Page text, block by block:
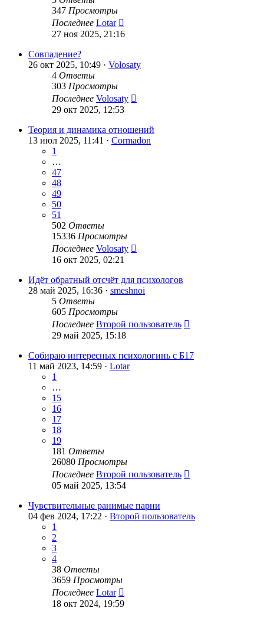
347 Просмотры
Последнее Lotar
27 ноя 2025, 21:16
Совпадение?
26 окт 2025, 10:49 · Volosaty
4 Ответы
303 Просмотры
Последнее Volosaty
29 окт 2025, 12:53
Теория и динамика отношений
13 июл 2025, 11:41 · Cormadon
1
…
47
48
49
50
51
502 Ответы
15336 Просмотры
Последнее Volosaty
16 окт 2025, 02:21
Идёт обратный отсчёт для психологов
28 май 2025, 16:36 · smeshnoi
5 Ответы
605 Просмотры
Последнее Второй пользователь
29 май 2025, 15:18
Собираю интересных психологинь с Б17
11 май 2023, 14:59 · Lotar
1
…
15
16
17
18
19
181 Ответы
26080 Просмотры
Последнее Второй пользователь
05 май 2025, 13:54
Чувствительные ранимые парни
04 фев 2024, 17:22 · Второй пользователь
1
2
3
4
38 Ответы
3659 Просмотры
Последнее Lotar
18 окт 2024, 19:59